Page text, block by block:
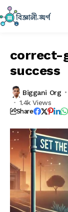
correct-
success
Biggani Org
1.4k Views
Share